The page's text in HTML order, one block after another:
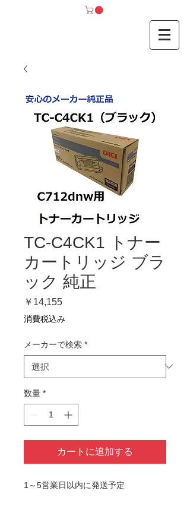
TC-C4CK1 トナー
カートリッジ ブラ
ック 純正
￥14,155価
格
消費税込み
メーカーで検索 *
数量 *
カートに追加する
1～5営業日以内に発送予定